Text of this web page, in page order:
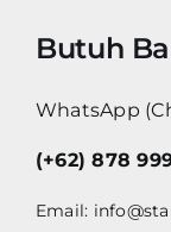
Butuh
WhatsApp
(+62) 878
Email: